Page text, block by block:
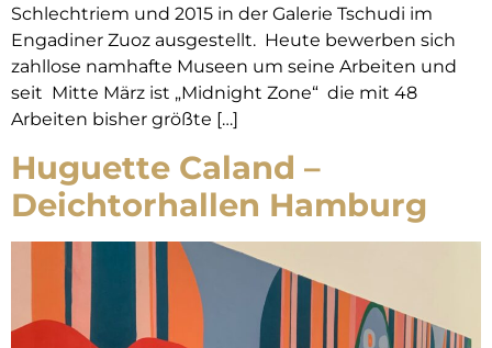
Schlechtriem und 2015 in der Galerie Tschudi im
Engadiner Zuoz ausgestellt. Heute bewerben sich
zahllose namhafte Museen um seine Arbeiten und
seit Mitte März ist „Midnight Zone“ die mit 48
Arbeiten bisher größte […]
Huguette Caland –
Deichtorhallen Hamburg